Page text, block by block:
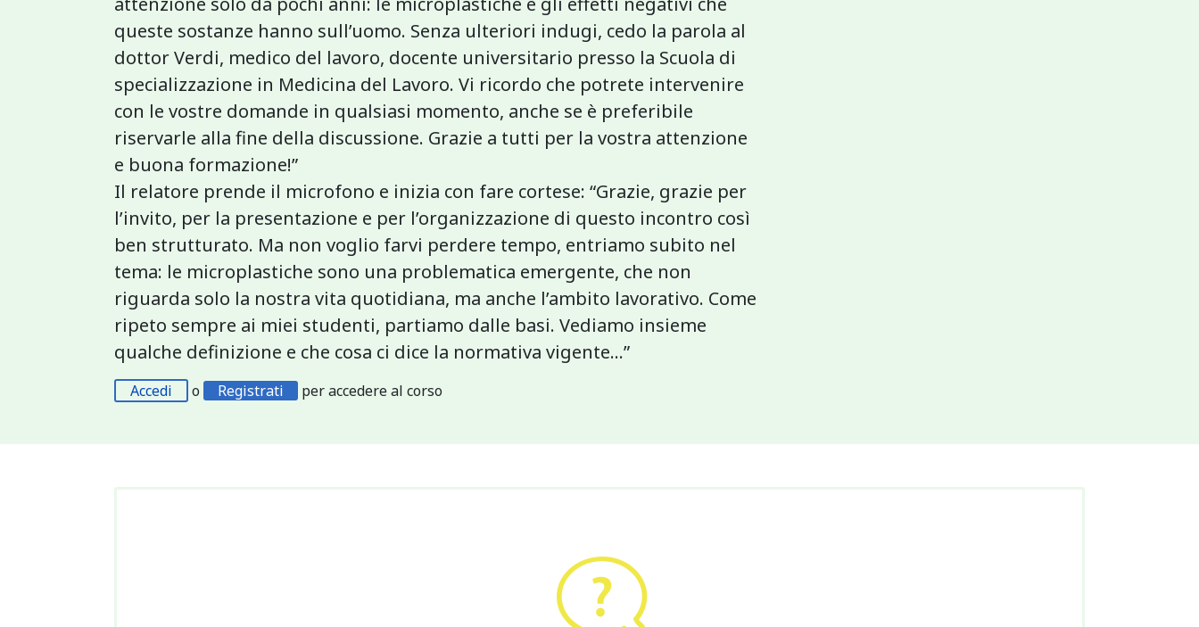
queste sostanze hanno sull’uomo. Senza ulteriori indugi, cedo la parola al
dottor Verdi, medico del lavoro, docente universitario presso la Scuola di
specializzazione in Medicina del Lavoro. Vi ricordo che potrete intervenire
con le vostre domande in qualsiasi momento, anche se è preferibile
riservarle alla fine della discussione. Grazie a tutti per la vostra attenzione
e buona formazione!”
Il relatore prende il microfono e inizia con fare cortese: “Grazie, grazie per
l’invito, per la presentazione e per l’organizzazione di questo incontro così
ben strutturato. Ma non voglio farvi perdere tempo, entriamo subito nel
tema: le microplastiche sono una problematica emergente, che non
riguarda solo la nostra vita quotidiana, ma anche l’ambito lavorativo. Come
ripeto sempre ai miei studenti, partiamo dalle basi. Vediamo insieme
qualche definizione e che cosa ci dice la normativa vigente…”
Accedi o Registrati per accedere al corso